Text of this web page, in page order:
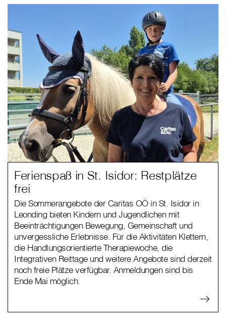
Ferienspaß in St. Isidor: Restplätze
frei
Die Sommerangebote der Caritas OÖ in St. Isidor in
Leonding bieten Kindern und Jugendlichen mit
Beeinträchtigungen Bewegung, Gemeinschaft und
unvergessliche Erlebnisse. Für die Aktivitäten Klettern,
die Handlungsorientierte Therapiewoche, die
Integrativen Reittage und weitere Angebote sind derzeit
noch freie Plätze verfügbar. Anmeldungen sind bis
Ende Mai möglich.